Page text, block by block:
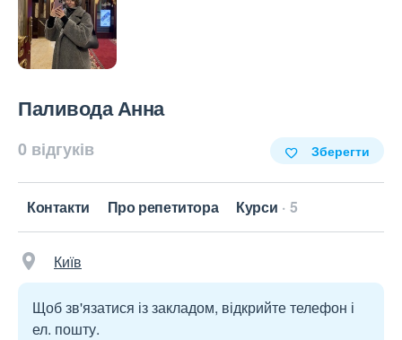
Паливода Анна
0 відгуків Зберегти
Контакти Про репетитора Курси 5
Київ
Щоб зв'язатися із закладом, відкрийте телефон і
ел. пошту.